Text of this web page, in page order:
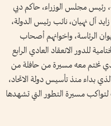
رئيس مجلس الوزراء، حاكم دبي
آل نهيان، نائب رئيس الدولة،
الرئاسة، واخوانهم أصحاب
للدور الانعقاد العادي الرابع
نختم معه مسيرة من حافلة من
الذي بداء منذ تأسيس دولة الاتحاد،
مسيرة التطور التي تشهدها